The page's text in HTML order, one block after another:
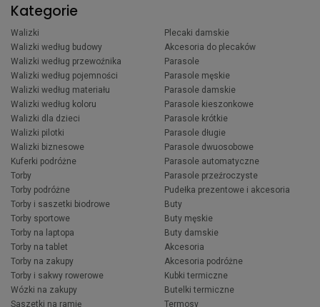
Kategorie
Walizki
Walizki według budowy
Walizki według przewoźnika
Walizki według pojemności
Walizki według materiału
Walizki według koloru
Walizki dla dzieci
Walizki pilotki
Walizki biznesowe
Kuferki podróżne
Torby
Torby podróżne
Torby i saszetki biodrowe
Torby sportowe
Torby na laptopa
Torby na tablet
Torby na zakupy
Torby i sakwy rowerowe
Wózki na zakupy
Saszetki na ramię
Plecaki damskie
Akcesoria do plecaków
Parasole
Parasole męskie
Parasole damskie
Parasole kieszonkowe
Parasole krótkie
Parasole długie
Parasole dwuosobowe
Parasole automatyczne
Parasole przeźroczyste
Pudełka prezentowe i akcesoria
Buty
Buty męskie
Buty damskie
Akcesoria
Akcesoria podróżne
Kubki termiczne
Butelki termiczne
Termosy